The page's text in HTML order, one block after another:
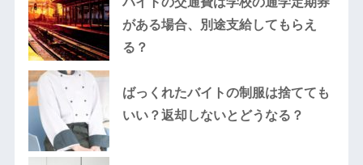
がある場合、別途支給してもらえ
る？
ばっくれたバイトの制服は捨てても
いい？返却しないとどうなる？